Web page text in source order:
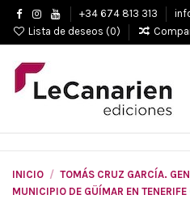
+34 674 813 313
Lista de deseos (0)
INICIO
TOMÁS CRUZ GARCÍA.
MUNICIPIO DE GÜÍMAR EN